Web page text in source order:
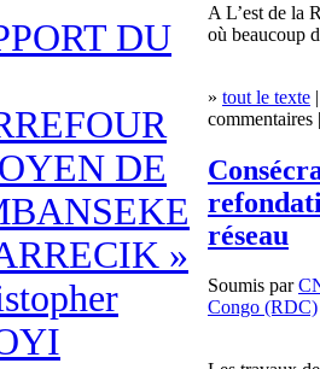
DU
DE
»
A L’est de la
où beaucoup
» tout le texte
commentaires
réseau
Soumis par
Congo (RDC)